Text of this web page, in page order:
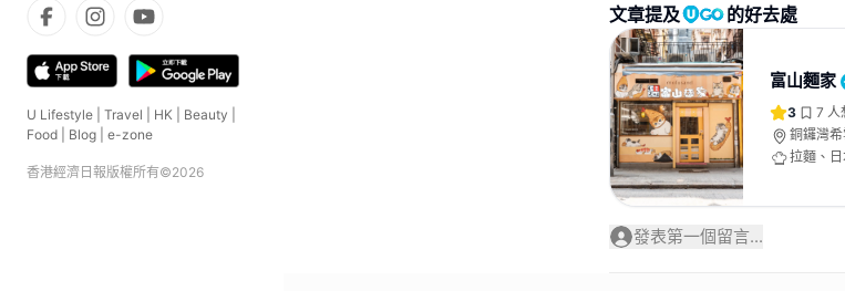
U Lifestyle Travel HK Beauty
Food
Blog e-zone
香港經濟日報版權所有©2026
文章提及 的好去處
富山麵家
3 7 人
銅鑼灣
拉麵、
發表第一個留言...